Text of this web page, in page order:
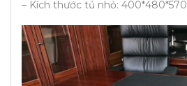
– Kích thước tủ nhỏ: 400*480*570